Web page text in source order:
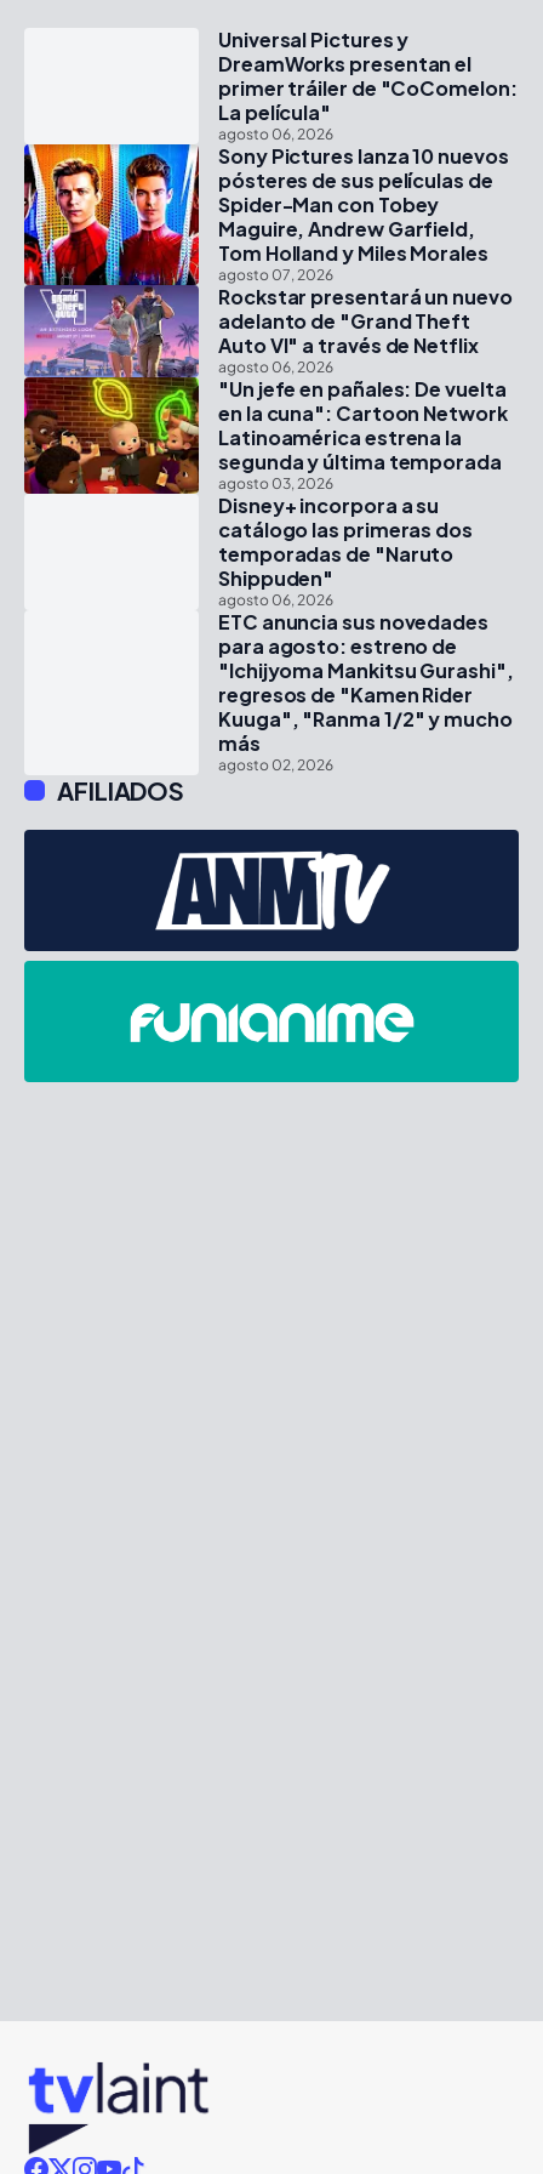
Universal Pictures y
DreamWorks presentan el
primer tráiler de "CoComelon:
La película"
agosto 06, 2026
Sony Pictures lanza 10 nuevos
pósteres de sus películas de
Spider-Man con Tobey
Maguire, Andrew Garfield,
Tom Holland y Miles Morales
agosto 07, 2026
Rockstar presentará un nuevo
adelanto de "Grand Theft
Auto VI" a través de Netflix
agosto 06, 2026
"Un jefe en pañales: De vuelta
en la cuna": Cartoon Network
Latinoamérica estrena la
segunda y última temporada
agosto 03, 2026
Disney+ incorpora a su
catálogo las primeras dos
temporadas de "Naruto
Shippuden"
agosto 06, 2026
ETC anuncia sus novedades
para agosto: estreno de
"Ichijyoma Mankitsu Gurashi",
regresos de "Kamen Rider
Kuuga", "Ranma 1/2" y mucho
más
agosto 02, 2026
AFILIADOS